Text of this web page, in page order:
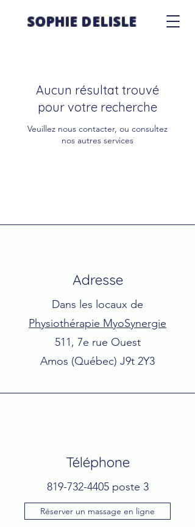
SOPHIE DELISLE
Aucun résultat trouvé
pour votre recherche
Veuillez nous contacter, ou consultez
nos autres services
Adresse
Dans les locaux de
Physiothérapie MyoSynergie
511, 7e rue Ouest
Amos (Québec) J9t 2Y3
Téléphone
819-732-4405poste 3
Réserver un massage en ligne